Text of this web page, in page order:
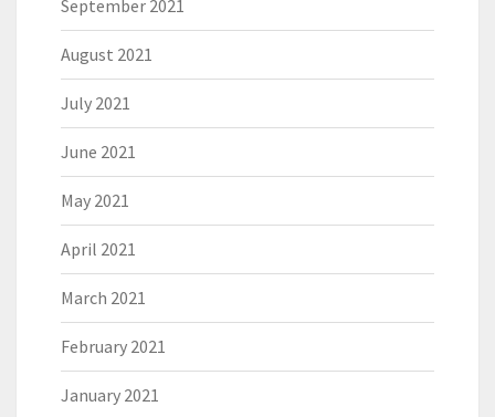
September 2021
August 2021
July 2021
June 2021
May 2021
April 2021
March 2021
February 2021
January 2021